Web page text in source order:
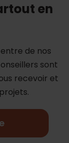
en
de nos
sont
recevoir et